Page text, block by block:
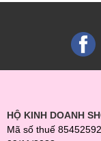
HỘ KINH DOANH
Mã số thuế